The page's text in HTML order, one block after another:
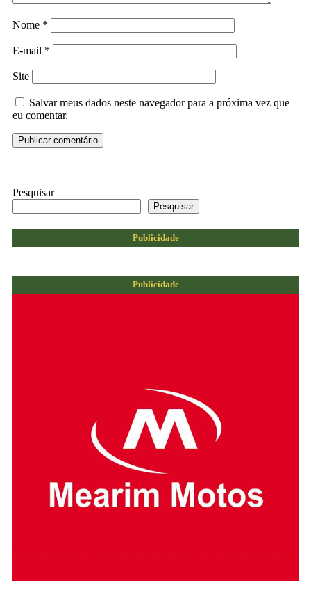
Nome *
E-mail *
Site
Salvar meus dados neste navegador para a próxima vez que
eu comentar.
Pesquisar
Pesquisar
Publicidade
Publicidade